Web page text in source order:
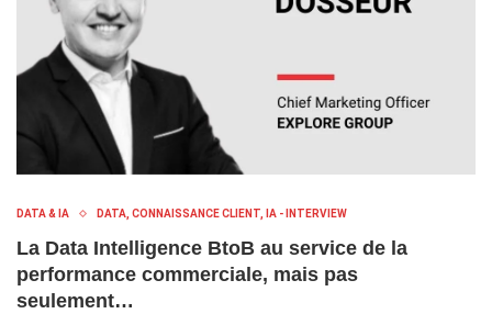
DATA & IA DATA, CONNAISSANCE CLIENT, IA - INTERVIEW
La Data Intelligence BtoB au service de la
performance commerciale, mais pas
seulement…